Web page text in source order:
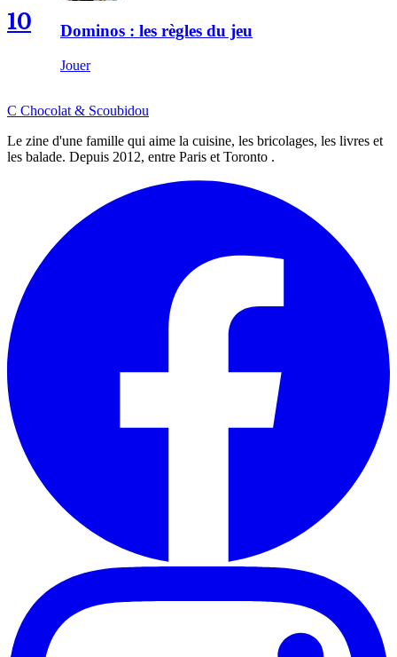
10 Dominos : les règles du jeu
Jouer
C Chocolat& Scoubidou
Le zine d'une famille qui aime la cuisine, les bricolages, les livres et
les balade. Depuis 2012, entre Paris et Toronto .